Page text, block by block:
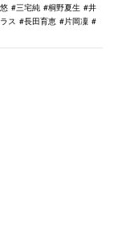
三宅純 桐野夏生
井
ス 長田育恵
片岡凜